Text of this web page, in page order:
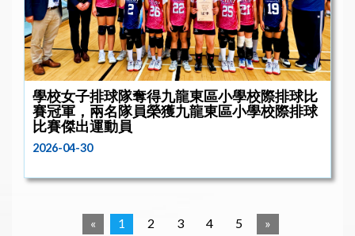
學校女子排球隊奪得九龍東區小學校際排球比
賽冠軍，兩名隊員榮獲九龍東區小學校際排球
比賽傑出運動員
2026-04-30
« 1 2 3 4 5 »